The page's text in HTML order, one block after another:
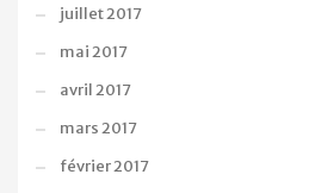
juillet 2017
mai 2017
avril 2017
mars 2017
février 2017